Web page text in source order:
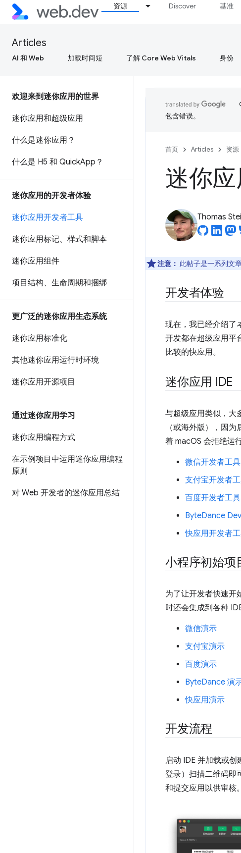
资源 Discover 基准
Articles
AI 和 Web 加载时间短 了解 Core Web Vitals 身份
欢迎来到迷你应用的世界
迷你应用和超级应用
什么是迷你应用？
什么是 H5 和 QuickApp？
迷你应用的开发者体验
迷你应用开发者工具
迷你应用标记、样式和脚本
迷你应用组件
项目结构、生命周期和捆绑
更广泛的迷你应用生态系统
迷你应用标准化
其他迷你应用运行时环境
迷你应用开源项目
通过迷你应用学习
迷你应用编程方式
在示例项目中运用迷你应用编程
原则
对 Web 开发者的迷你应用总结
包含错误。
首页 Articles 资源
迷你
Thomas
注意： 此帖子是一系列文
开发者体验
现在，我已经介绍了
开发都在超级应用平
比较的快应用。
迷你应用 IDE
与超级应用类似，大
（或海外版），因
着 macOS 会拒绝运
微信开发者工具
支付宝开发者
百度开发者工具
ByteDance
快应用开发者
小程序初始项
为了让开发者快速开
时还会集成到各种
微信演示
支付宝演示
百度演示
ByteDance 演
快应用演示
开发流程
启动 IDE 并加载或
登录）扫描二维码即
和提交应用以供审核